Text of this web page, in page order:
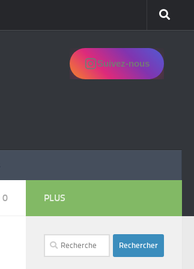
Suivez-nous
0 PLUS
Rechercher :